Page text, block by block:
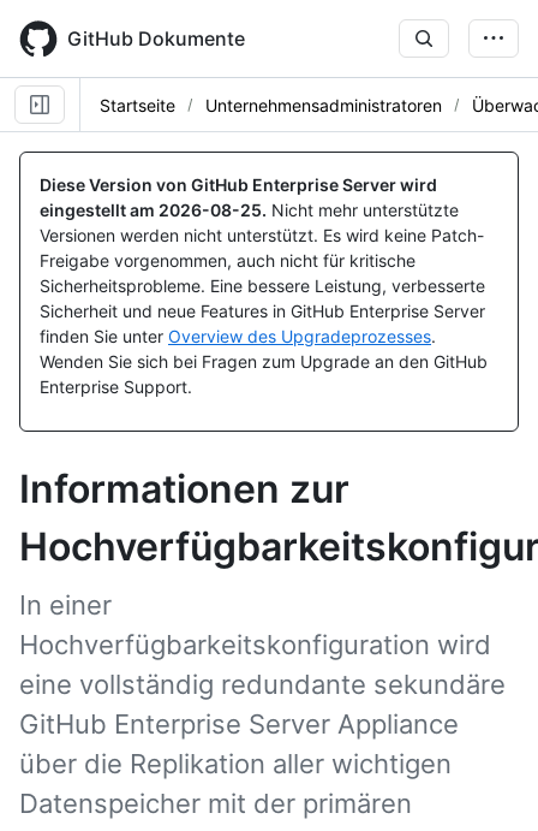
main
content
GitHub Dokumente
Startseite Unternehmensadministratoren
Diese Version von GitHub Enterprise Server wird
eingestellt am 2026-08-25. Nicht mehr unterstützte
Versionen werden nicht unterstützt. Es wird keine Patch-
Freigabe vorgenommen, auch nicht für kritische
Sicherheitsprobleme. Eine bessere Leistung, verbesserte
Sicherheit und neue Features in GitHub Enterprise Server
finden Sie unter Overview des Upgradeprozesses.
Wenden Sie sich bei Fragen zum Upgrade an den GitHub
Enterprise Support.
Informationen zur
In einer
Hochverfügbarkeitskonfiguration wird
eine vollständig redundante sekundäre
GitHub Enterprise Server Appliance
über die Replikation aller wichtigen
Datenspeicher mit der primären